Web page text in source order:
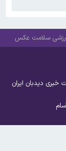
سلامت عکس
دیدبان ایران